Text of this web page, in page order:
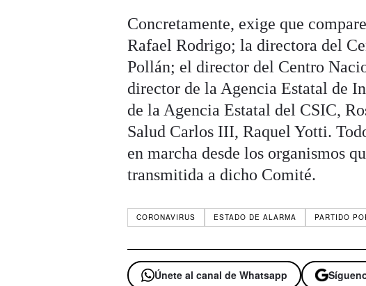
Concretamente, exige que
Rafael Rodrigo; la directora del
Pollán; el director del Centro
director de la Agencia Estatal de
de la Agencia Estatal del CSIC,
Salud Carlos III, Raquel Yotti.
en marcha desde los organismos
transmitida a dicho Comité.
CORONAVIRUS ESTADO DE ALARMA PARTIDO
Únete al canal de Whatsapp